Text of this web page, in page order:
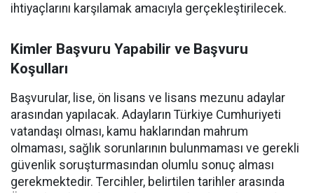
ihtiyaçlarını karşılamak amacıyla gerçekleştirilecek.
Kimler Başvuru Yapabilir ve Başvuru
Koşulları
Başvurular, lise, ön lisans ve lisans mezunu adaylar
arasından yapılacak. Adayların Türkiye Cumhuriyeti
vatandaşı olması, kamu haklarından mahrum
olmaması, sağlık sorunlarının bulunmaması ve gerekli
güvenlik soruşturmasından olumlu sonuç alması
gerekmektedir. Tercihler, belirtilen tarihler arasında